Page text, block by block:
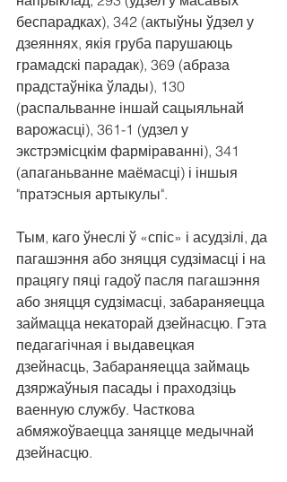
беспарадках), 342 (актыўны ўдзел у
дзеяннях, якія груба парушаюць
грамадскі парадак), 369 (абраза
прадстаўніка ўлады), 130
(распальванне іншай сацыяльнай
варожасці), 361-1 (удзел у
экстрэмісцкім фарміраванні), 341
(апаганьванне маёмасці) і іншыя
"пратэсныя артыкулы".
Тым, каго ўнеслі ў «спіс» і асудзілі, да
пагашэння або зняцця судзімасці і на
працягу пяці гадоў пасля пагашэння
або зняцця судзімасці, забараняецца
займацца некаторай дзейнасцю. Гэта
педагагічная і выдавецкая
дзейнасць, Забараняецца займаць
дзяржаўныя пасады і праходзіць
ваенную службу. Часткова
абмяжоўваецца заняцце медычнай
дзейнасцю.